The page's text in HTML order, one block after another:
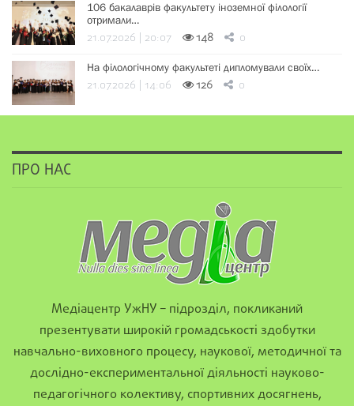
106 бакалаврів факультету іноземної філології
отримали…
21.07.2026 | 20:07 148 0
На філологічному факультеті дипломували своїх…
21.07.2026 | 14:06 126 0
ПРО НАС
Медіацентр УжНУ – підрозділ, покликаний
презентувати широкій громадськості здобутки
навчально-виховного процесу, наукової, методичної та
дослідно-експериментальної діяльності науково-
педагогічного колективу, спортивних досягнень,